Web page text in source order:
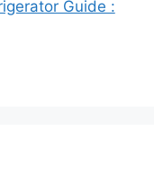
Guide :